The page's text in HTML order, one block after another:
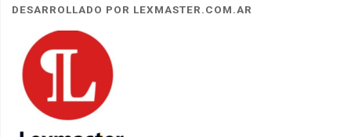
DESARROLLADO POR LEXMASTER.COM.AR